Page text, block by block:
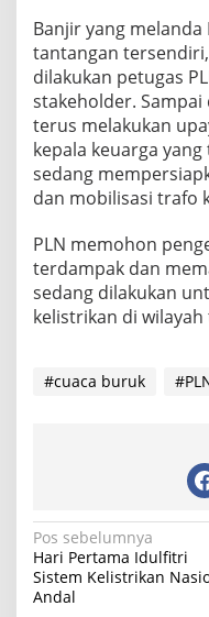
Banjir yang
tantangan
dilakukan petugas
stakeholder. Sampai
terus melakukan
kepala keuarga
sedang
dan mobilisasi trafo
PLN memohon
terdampak dan
sedang dilakukan
kelistrikan di
#cuaca buruk
N
a
v
Pos sebelumnya
Hari Pertama Idulfitri
Sistem Kelistrikan
Andal